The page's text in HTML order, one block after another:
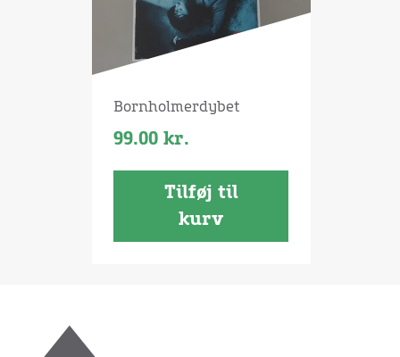
Bornholmerdybet
99.00 kr.
Tilføj til
kurv